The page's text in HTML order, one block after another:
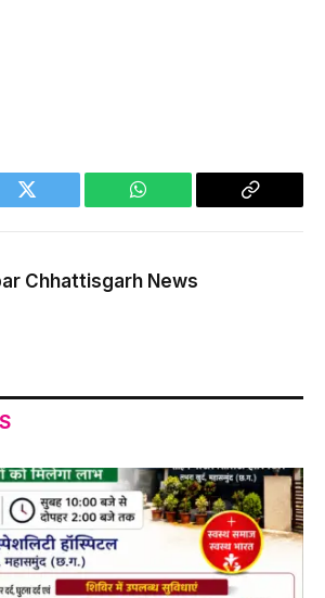
Twitter WhatsApp
Copy
Chhattisgarh News